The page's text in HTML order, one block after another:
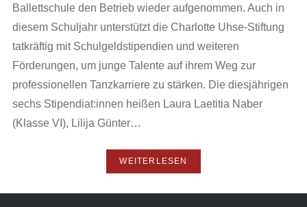
Ballettschule den Betrieb wieder aufgenommen. Auch in
diesem Schuljahr unterstützt die Charlotte Uhse-Stiftung
tatkräftig mit Schulgeldstipendien und weiteren
Förderungen, um junge Talente auf ihrem Weg zur
professionellen Tanzkarriere zu stärken. Die diesjährigen
sechs Stipendiat:innen heißen Laura Laetitia Naber
(Klasse VI), Lilija Günter…
WEITERLESEN